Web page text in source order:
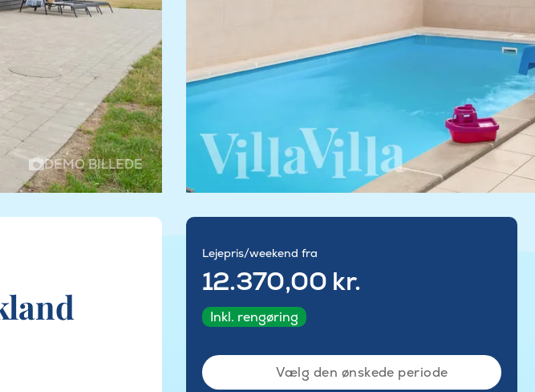
DEMO BILLEDE
Lejepris/weekend fra
12.370,00 kr.
Inkl. rengøring
Vælg den ønskede periode